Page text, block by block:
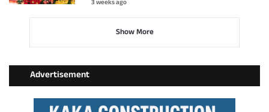
3 weeks ago
Show More
Advertisement